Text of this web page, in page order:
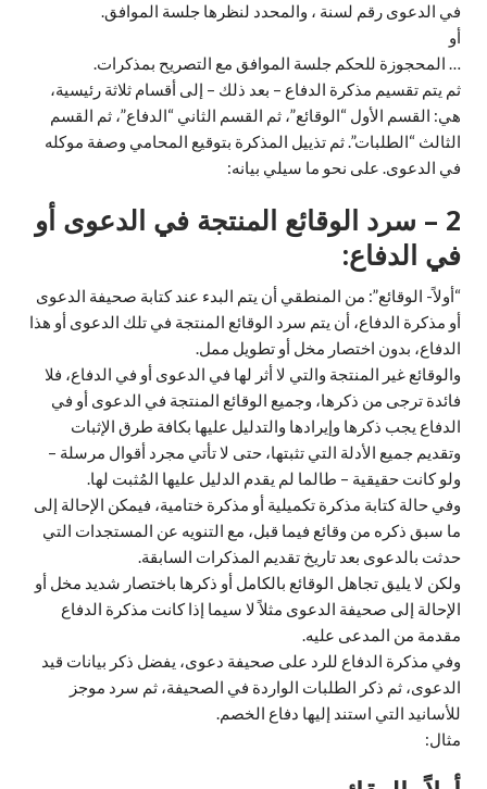
في الدعوى رقم لسنة ، والمحدد لنظرها جلسة الموافق.
أو
… المحجوزة للحكم جلسة الموافق مع التصريح بمذكرات.
ثم يتم تقسيم مذكرة الدفاع – بعد ذلك – إلى أقسام ثلاثة رئيسية،
هي: القسم الأول “الوقائع”، ثم القسم الثاني “الدفاع”، ثم القسم
الثالث “الطلبات”. ثم تذييل المذكرة بتوقيع المحامي وصفة موكله
في الدعوى. على نحو ما سيلي بيانه:
2 – سرد الوقائع المنتجة في الدعوى أو
في الدفاع:
“أولاً- الوقائع”: من المنطقي أن يتم البدء عند كتابة صحيفة الدعوى
أو مذكرة الدفاع، أن يتم سرد الوقائع المنتجة في تلك الدعوى أو هذا
الدفاع، بدون اختصار مخل أو تطويل ممل.
والوقائع غير المنتجة والتي لا أثر لها في الدعوى أو في الدفاع، فلا
فائدة ترجى من ذكرها، وجميع الوقائع المنتجة في الدعوى أو في
الدفاع يجب ذكرها وإيرادها والتدليل عليها بكافة طرق الإثبات
وتقديم جميع الأدلة التي تثبتها، حتى لا تأتي مجرد أقوال مرسلة –
ولو كانت حقيقية – طالما لم يقدم الدليل عليها المُثبت لها.
وفي حالة كتابة مذكرة تكميلية أو مذكرة ختامية، فيمكن الإحالة إلى
ما سبق ذكره من وقائع فيما قبل، مع التنويه عن المستجدات التي
حدثت بالدعوى بعد تاريخ تقديم المذكرات السابقة.
ولكن لا يليق تجاهل الوقائع بالكامل أو ذكرها باختصار شديد مخل أو
الإحالة إلى صحيفة الدعوى مثلاً لا سيما إذا كانت مذكرة الدفاع
مقدمة من المدعى عليه.
وفي مذكرة الدفاع للرد على صحيفة دعوى، يفضل ذكر بيانات قيد
الدعوى، ثم ذكر الطلبات الواردة في الصحيفة، ثم سرد موجز
للأسانيد التي استند إليها دفاع الخصم.
مثال: